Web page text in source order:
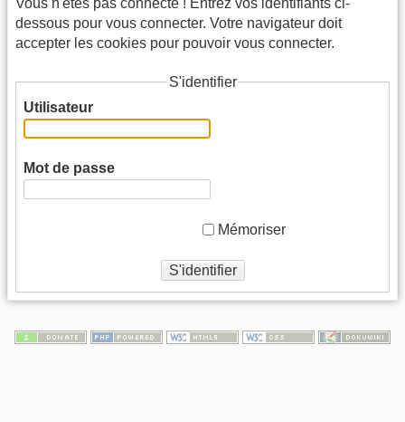
Vous n'êtes pas connecté ! Entrez vos identifiants ci-
dessous pour vous connecter. Votre navigateur doit
accepter les cookies pour pouvoir vous connecter.
S'identifier
Utilisateur
Mot de passe
Mémoriser
S'identifier